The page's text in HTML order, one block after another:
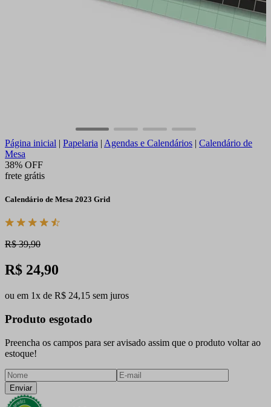
Página inicial | Papelaria | Agendas e Calendários | Calendário de
Mesa
38% OFF
frete grátis
Calendário de Mesa 2023 Grid
R$ 39,90
R$ 24,90
ou em 1x de R$ 24,15 sem juros
Produto esgotado
Preencha os campos para ser avisado assim que o produto voltar ao
estoque!
Enviar